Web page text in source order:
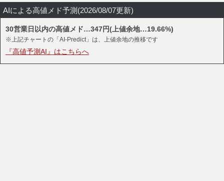
AIによる高値メド予測(2026/08/07更新)
30営業日以内の高値メド…347円(上値余地…19.66%)
※上記チャートの「AI-Predict」は、上値余地の推移です
『高値予測AI』はこちらへ